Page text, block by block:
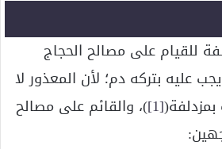
للقيام على مصالح الحجاج
عليه بتركه دم؛ لأن المعذور لا
[1] )، والقائم على مصالح